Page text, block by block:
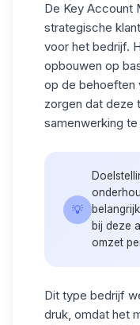
De Key Account
strategische
voor het bedrijf.
opbouwen op
op de behoeften
zorgen dat deze
samenwerking te
💡
bij deze
omzet
Dit type bedrijf
druk, omdat het